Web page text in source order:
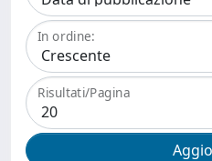
In ordine:
Risultati/Pagina